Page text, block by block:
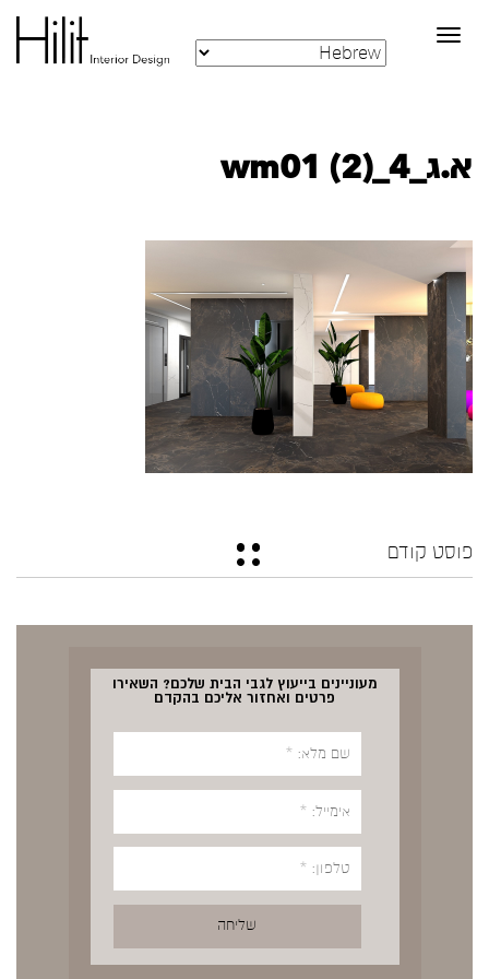
Toggle
navigation
א.ג_4_wm01 (2)
פוסט קודם
מעוניינים בייעוץ לגבי הבית שלכם? השאירו
פרטים ואחזור אליכם בהקדם